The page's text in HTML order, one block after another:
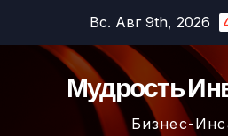
содержимому
Вс. Авг 9th, 2026
Мудрость
Бизнес-